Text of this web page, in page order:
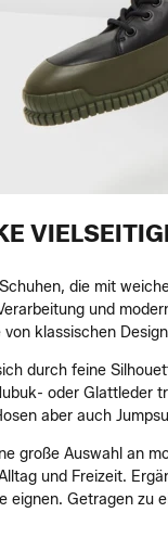
die mit
und
klassischen
durch feine
oder Glattleder
aber auch
große Auswahl an
und Freizeit.
eignen. Getragen zu